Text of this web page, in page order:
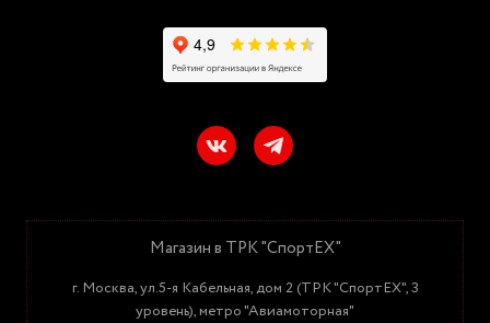
Магазин в ТРК "СпортЕХ"
г. Москва, ул.5-я Кабельная, дом 2 (ТРК "СпортЕХ", 3
уровень), метро "Авиамоторная"